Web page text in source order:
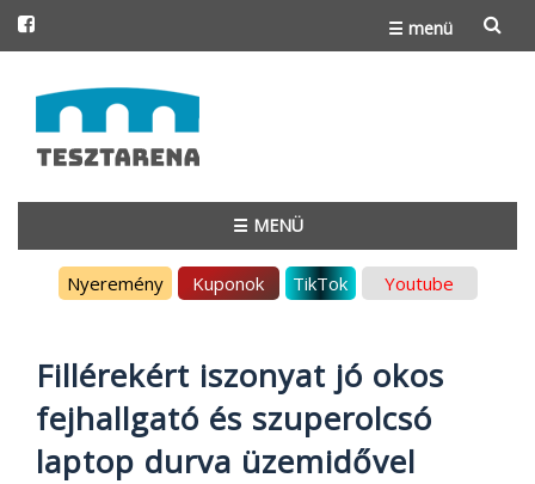
☰ menü
to
content
☰ MENÜ
Nyeremény Kuponok TikTok Youtube
Fillérekért iszonyat jó okos
fejhallgató és szuperolcsó
laptop durva üzemidővel